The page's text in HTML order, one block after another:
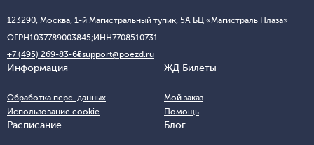
123290, Москва, 1-й Магистральный тупик, 5А БЦ «Магистраль Плаза»
ОГРН1037789003845;ИНН7708510731
+7 (495) 269-83-65support@poezd.ru
Информация
Обработка перс. данных
Использование cookie
ЖД Билеты
Мой заказ
Помощь
Расписание Блог